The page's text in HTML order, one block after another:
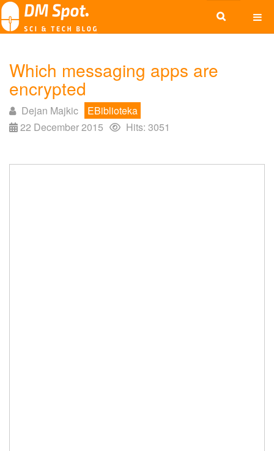
Which messaging apps are
encrypted
Dejan Majkic
EBiblioteka
22 December 2015
Hits: 3051